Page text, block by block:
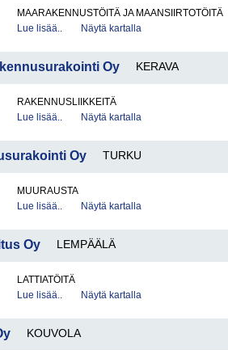
MAARAKENNUSTÖITÄ JA MAANSIIRTOTÖITÄ
Lue lisää..
Näytä kartalla
Oy KERAVA
RAKENNUSLIIKKEITÄ
Lue lisää..
Näytä kartalla
Oy TURKU
MUURAUSTA
Lue lisää..
Näytä kartalla
Oy LEMPÄÄLÄ
LATTIATÖITÄ
Lue lisää..
Näytä kartalla
KOUVOLA